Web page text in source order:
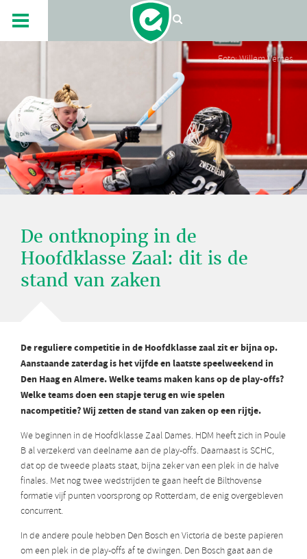
Foto: Willem Vernes
De ontknoping in de
Hoofdklasse Zaal: dit is de
stand van zaken
De reguliere competitie in de Hoofdklasse zaal zit er bijna op.
Aanstaande zaterdag is het vijfde en laatste speelweekend in
Den Haag en Almere. Welke teams maken kans op de play-offs?
Welke teams doen een stapje terug en wie spelen
nacompetitie? Wij zetten de stand van zaken op een rijtje.
We beginnen in de Hoofdklasse Zaal Dames. HDM heeft zich in Poule
B al verzekerd van deelname aan de play-offs. Daarnaast is SCHC,
dat op de tweede plaats staat, bijna zeker van een plek in de halve
finales. Met nog twee wedstrijden te gaan heeft de Bilthovense
formatie vijf punten voorsprong op Rotterdam, de enig overgebleven
concurrent.
In de andere poule hebben Den Bosch en Victoria de beste papieren
om een plek in de play-offs af te dwingen. Den Bosch gaat aan de